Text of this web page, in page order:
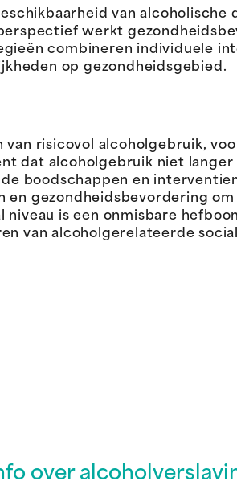
van alcoholische
werkt
combineren individuele
op gezondheidsgebied.
risicovol alcoholgebruik,
dat alcoholgebruik niet langer
boodschappen en
gezondheidsbevordering om
is een onmisbare
van alcoholgerelateerde
over